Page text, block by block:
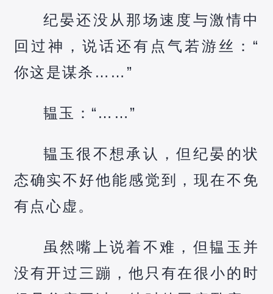
纪晏还没从那场速度与激情中
回过神，说话还有点气若游丝：“
你这是谋杀……”
韫玉：“……”
韫玉很不想承认，但纪晏的状
态确实不好他能感觉到，现在不免
有点心虚。
虽然嘴上说着不难，但韫玉并
没有开过三蹦，他只有在很小的时